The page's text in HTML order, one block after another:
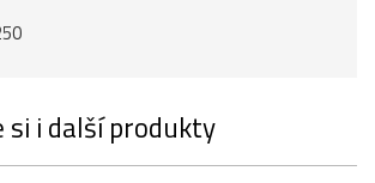
i další produkty